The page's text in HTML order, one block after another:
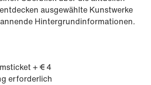
ausgewählte Kunstwerke
Hintergrundinformationen.
+ € 4
erforderlich